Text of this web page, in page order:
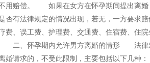
用赔偿。 如果在女方在怀孕期间提出离婚
有法律规定的情况出现，若无，一方要求
、误工费、护理费、交通费、住宿费、住
二、怀孕期内允许男方离婚的情形 法律
婚请求的，不受此限制，主要包括以下几